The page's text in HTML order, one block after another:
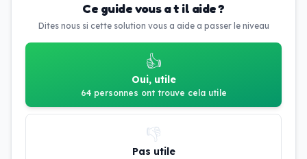
Ce guide vous a t il aide ?
Dites nous si cette solution vous a aide a passer le niveau
👍
Oui, utile
64 personnes ont trouve cela utile
👎
Pas utile